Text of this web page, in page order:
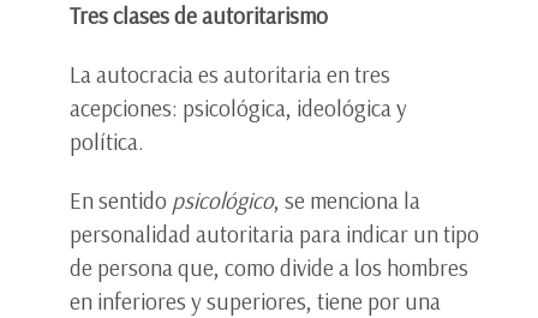
Tres clases de autoritarismo
La autocracia es autoritaria en tres
acepciones: psicológica, ideológica y
política.
En sentido psicológico, se menciona la
personalidad autoritaria para indicar un tipo
de persona que, como divide a los hombres
en inferiores y superiores, tiene por una